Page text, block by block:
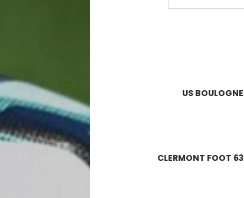
US BOULOGNE
CLERMONT FOOT 63